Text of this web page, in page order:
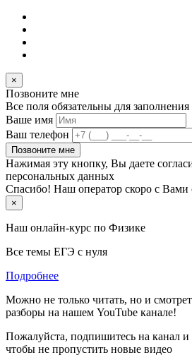
×
Позвоните мне
Все поля обязательны для заполнения
Ваше имя
Ваш телефон
Позвоните мне
Нажимая эту кнопку, Вы даете
персональных данных
Спасибо! Наш оператор скоро с Вами
×
Наш онлайн-курс по Физике
Все темы ЕГЭ с нуля
Подробнее
Можно не только читать, но и
разборы на нашем YouTube канале!
Пожалуйста, подпишитесь на канал и
чтобы не пропустить новые видео